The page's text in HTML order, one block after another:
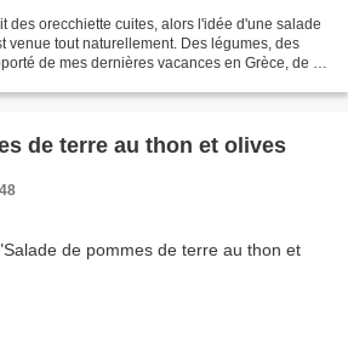
des orecchiette cuites, alors l'idée d'une salade
venue tout naturellement. Des légumes, des
de mes dernières vacances en Grèce, de la
de terre au thon et olives